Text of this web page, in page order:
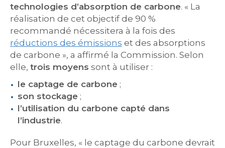
technologies d’absorption de carbone. « La
réalisation de cet objectif de 90 %
recommandé nécessitera à la fois des
réductions des émissions et des absorptions
de carbone », a affirmé la Commission. Selon
elle, trois moyens sont à utiliser :
le captage de carbone ;
son stockage ;
l’utilisation du carbone capté dans
l’industrie.
Pour Bruxelles, « le captage du carbone devrait